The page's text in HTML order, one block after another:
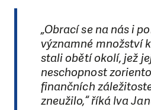
„Obrací se na nás i
významné množství
stali obětí okolí, jež
neschopnost
finančních
zneužilo,“ říká Iva